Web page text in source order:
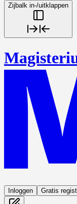
Zijbalk in-/uitklappen
Inloggen Gratis